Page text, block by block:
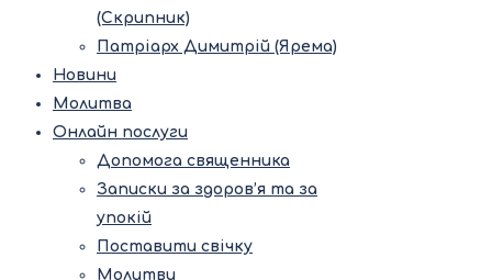
(Скрипник)
Патріарх Димитрій (Ярема)
Новини
Молитва
Онлайн послуги
Допомога священника
Записки за здоров’я та за
упокій
Поставити свічку
Молитви